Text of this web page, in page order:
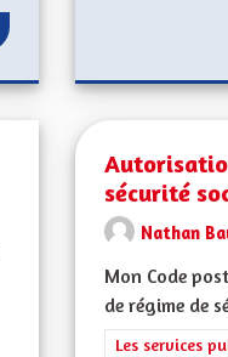
ECONOMIE LOCALE
proximité
sécurité
Nathan
Mon Code
de régime de
Filtrer les
Les services